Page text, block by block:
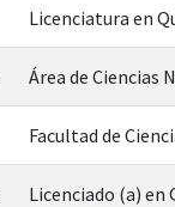
Licenciatura en
Área de Ciencias
Facultad de
Licenciado (a)